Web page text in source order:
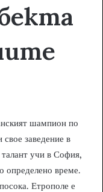
шампион по
заведение в
учи в София,
определено време.
Етрополе е